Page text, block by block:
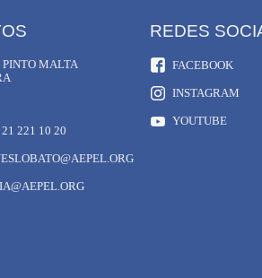
221 10 20
FACEBOOK
INSTAGRAM
YOUTUBE
PINTO MALTA
REDES